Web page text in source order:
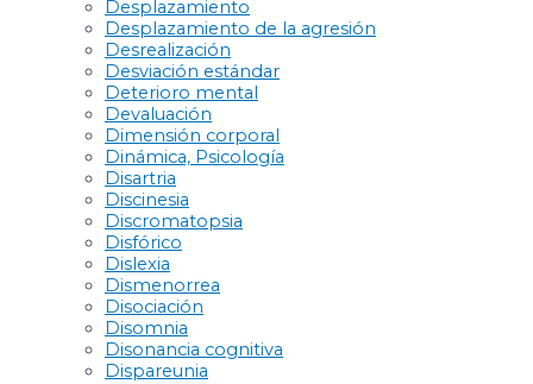
Desplazamiento
Desplazamiento de la agresión
Desrealización
Desviación estándar
Deterioro mental
Devaluación
Dimensión corporal
Dinámica, Psicología
Disartria
Discinesia
Discromatopsia
Disfórico
Dislexia
Dismenorrea
Disociación
Disomnia
Disonancia cognitiva
Dispareunia